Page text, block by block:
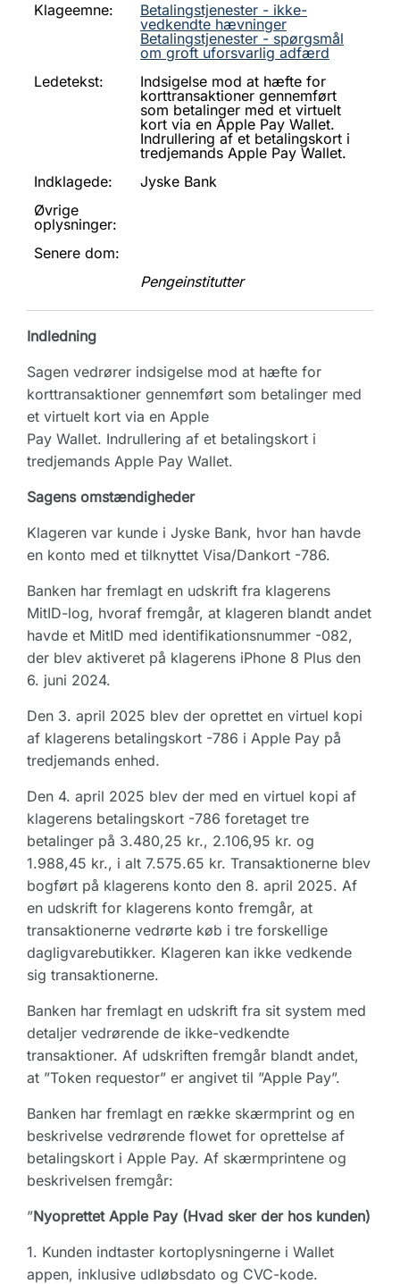
Klageemne:
Betalingstjenester - ikke-
vedkendte hævninger
Betalingstjenester - spørgsmål
om groft uforsvarlig adfærd
Ledetekst:
Indsigelse mod at hæfte for
korttransaktioner gennemført
som betalinger med et virtuelt
kort via en Apple Pay Wallet.
Indrullering af et betalingskort i
tredjemands Apple Pay Wallet.
Indklagede:
Jyske Bank
Øvrige
oplysninger:
Senere dom:
Pengeinstitutter
Indledning
Sagen vedrører indsigelse mod at hæfte for
korttransaktioner gennemført som betalinger med
et virtuelt kort via en Apple
Pay Wallet. Indrullering af et betalingskort i
tredjemands Apple Pay Wallet.
Sagens omstændigheder
Klageren var kunde i Jyske Bank, hvor han havde
en konto med et tilknyttet Visa/Dankort -786.
Banken har fremlagt en udskrift fra klagerens
MitID-log, hvoraf fremgår, at klageren blandt andet
havde et MitID med identifikationsnummer -082,
der blev aktiveret på klagerens iPhone 8 Plus den
6. juni 2024.
Den 3. april 2025 blev der oprettet en virtuel kopi
af klagerens betalingskort -786 i Apple Pay på
tredjemands enhed.
Den 4. april 2025 blev der med en virtuel kopi af
klagerens betalingskort -786 foretaget tre
betalinger på 3.480,25 kr., 2.106,95 kr. og
1.988,45 kr., i alt 7.575.65 kr. Transaktionerne blev
bogført på klagerens konto den 8. april 2025. Af
en udskrift for klagerens konto fremgår, at
transaktionerne vedrørte køb i tre forskellige
dagligvarebutikker. Klageren kan ikke vedkende
sig transaktionerne.
Banken har fremlagt en udskrift fra sit system med
detaljer vedrørende de ikke-vedkendte
transaktioner. Af udskriften fremgår blandt andet,
at ”Token requestor” er angivet til ”Apple Pay”.
Banken har fremlagt en række skærmprint og en
beskrivelse vedrørende flowet for oprettelse af
betalingskort i Apple Pay. Af skærmprintene og
beskrivelsen fremgår:
”Nyoprettet Apple Pay (Hvad sker der hos kunden)
1. Kunden indtaster kortoplysningerne i Wallet
appen, inklusive udløbsdato og CVC-kode.